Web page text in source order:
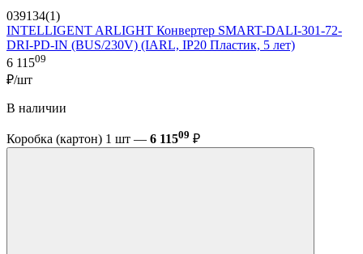
039134(1)
INTELLIGENT ARLIGHT Конвертер SMART-DALI-301-72-
DRI-PD-IN (BUS/230V) (IARL, IP20 Пластик, 5 лет)
6 11509
₽/шт
В наличии
Коробка (картон) 1 шт — 6 11509 ₽